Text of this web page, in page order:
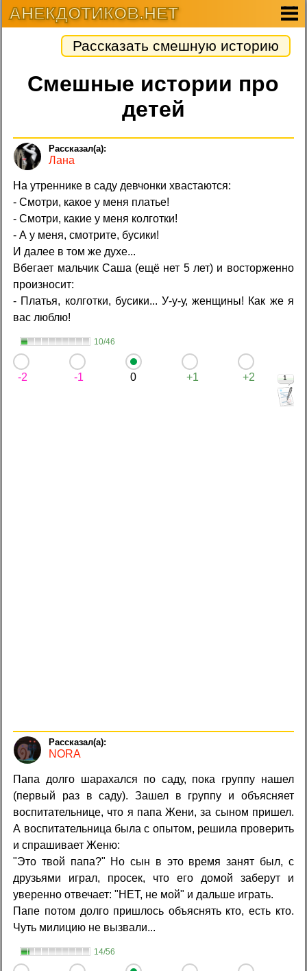
АНЕКДОТИКОВ.НЕТ
Рассказать смешную историю
Смешные истории про
детей
Лана
На утреннике в саду девчонки хвастаются:
- Смотри, какое у меня платье!
- Смотри, какие у меня колготки!
- А у меня, смотрите, бусики!
И далее в том же духе...
Вбегает мальчик Саша (ещё нет 5 лет) и восторженно
произносит:
- Платья, колготки, бусики... У-у-у, женщины! Как же я
вас люблю!
10/46
-2 -1 0 +1 +2 1
NORA
Папа долго шарахался по саду, пока группу нашел
(первый раз в саду). Зашел в группу и объясняет
воспитательнице, что я папа Жени, за сыном пришел.
А воспитательница была с опытом, решила проверить
и спрашивает Женю:
"Это твой папа?" Но сын в это время занят был, с
друзьями играл, просек, что его домой заберут и
уверенно отвечает: "НЕТ, не мой" и дальше играть.
Папе потом долго пришлось объяснять кто, есть кто.
Чуть милицию не вызвали...
14/56